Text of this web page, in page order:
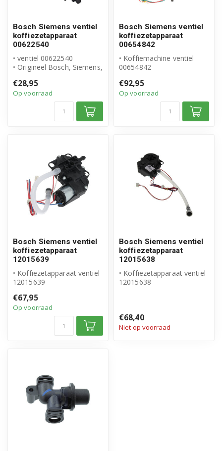
Bosch Siemens ventiel
koffiezetapparaat
00622540
• ventiel 00622540
• Origineel Bosch, Siemens,
• Inhou...
€28,95
Op voorraad
Bosch Siemens ventiel
koffiezetapparaat
00654842
• Koffiemachine ventiel
00654842
product
• Inhoud ve...
€92,95
Op voorraad
Bosch Siemens ventiel
koffiezetapparaat
12015639
• Koffiezetapparaat ventiel
12015639
product
• Venti...
€67,95
Op voorraad
Bosch Siemens ventiel
koffiezetapparaat
12015638
• Koffiezetapparaat ventiel
12015638
€68,40
Niet op voorraad